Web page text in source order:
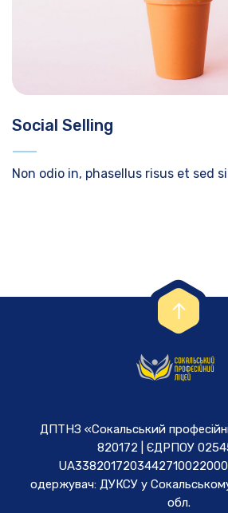
Social Selling
Non odio in, phasellus risus et sed
ДПТНЗ «Сокальський
820172 | ЄДРПОУ
одержувач: ДУКСУ у Cокальському
обл.